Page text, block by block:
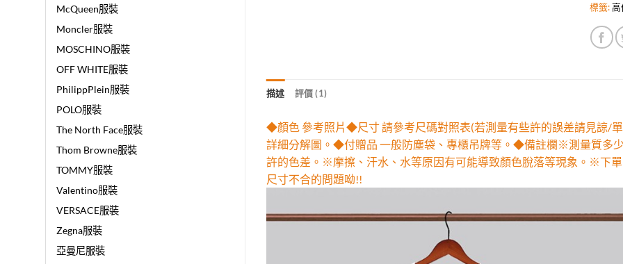
McQueen服裝
Moncler服裝
MOSCHINO服裝
OFF WHITE服裝
PhilippPlein服裝
POLO服裝
The North Face服裝
Thom Browne服裝
TOMMY服裝
Valentino服裝
VERSACE服裝
Zegna服裝
亞曼尼服裝
標籤:高
描述 評價 (1)
◆顏色 參考照片◆尺寸 請參考尺碼對照表(若測量有些許的誤差請見諒/
詳細分解圖。◆付贈品 一般防塵袋、專櫃吊牌等。◆備註欄※測量質多
許的色差。※摩擦、汗水、水等原因有可能導致顏色脫落等現象。※下
尺寸不合的問題呦!!